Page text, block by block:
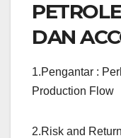
DAN
1.Pengantar :
Production Flow
2.Risk and